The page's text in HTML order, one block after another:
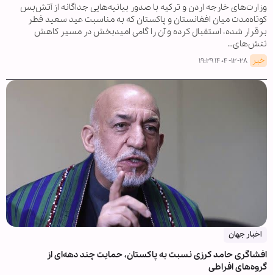
وزارت‌های خارجه اردن و ترکیه با صدور بیانیه‌هایی جداگانه از آتش‌بس
کوتاه‌مدت میان افغانستان و پاکستان که به مناسبت عید سعید فطر
برقرار شده، استقبال کرده و آن را گامی امیدبخش در مسیر کاهش
تنش‌های…
خبر ۱۴۰۴-۱۲-۲۸ ۱۹:۲۹
اخبار جهان
افشاگری حامد کرزی نسبت به پاکستان، حمایت چند دهه‌ای از
گروه‌های افراطی